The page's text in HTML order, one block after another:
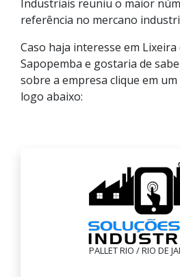
Industriais reuniu o maior
referência no mercano
Caso haja interesse em Lixeira
Sapopemba e gostaria de
sobre a empresa clique em
logo abaixo:
PALLET RIO / RIO DE